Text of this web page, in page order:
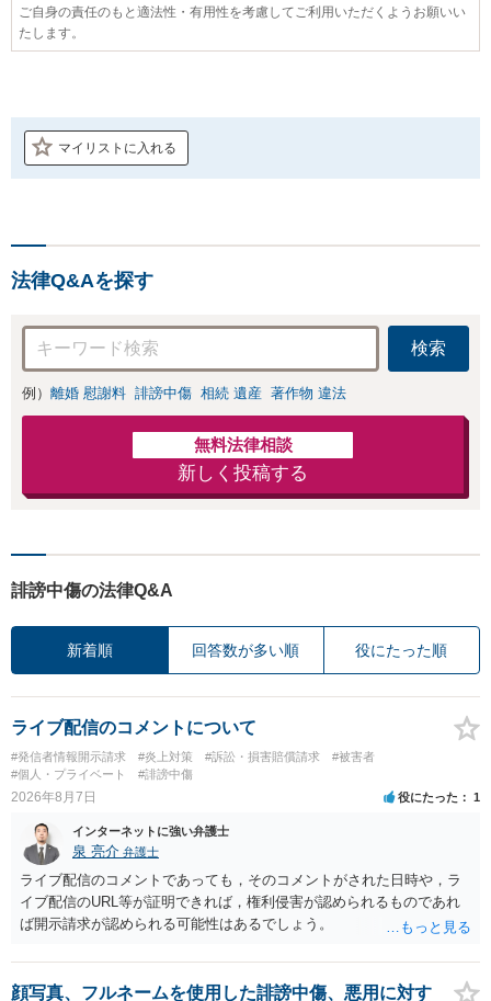
ご自身の責任のもと適法性・有用性を考慮してご利用いただくようお願いい
たします。
マイリストに入れる
法律Q&Aを探す
検索
例） 離婚 慰謝料 誹謗中傷 相続 遺産 著作物 違法
無料法律相談
新しく投稿する
誹謗中傷の法律Q&A
新着順 回答数が多い順 役にたった順
ライブ配信のコメントについて
#発信者情報開示請求 #炎上対策 #訴訟・損害賠償請求
#被害者
#個人・プライベート
#誹謗中傷
2026年8月7日 役にたった 1
インターネットに強い弁護士
泉 亮介 弁護士
ライブ配信のコメントであっても，そのコメントがされた日時や，ラ
イブ配信のURL等が証明できれば，権利侵害が認められるものであれ
ば開示請求が認められる可能性はあるでしょう。
顔写真、フルネームを使用した誹謗中傷、悪用に対す